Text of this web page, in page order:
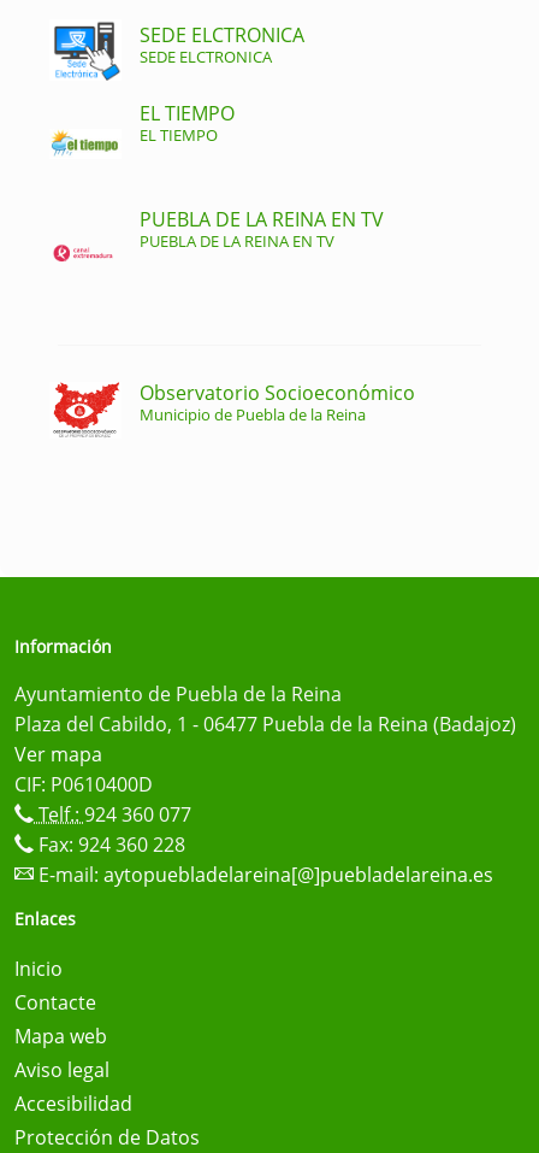
SEDE ELCTRONICA
SEDE ELCTRONICA
EL TIEMPO
EL TIEMPO
PUEBLA DE LA REINA EN TV
PUEBLA DE LA REINA EN TV
Observatorio Socioeconómico
Municipio de Puebla de la Reina
Información
Ayuntamiento de Puebla de la Reina
Plaza del Cabildo, 1 - 06477 Puebla de la Reina (Badajoz)
Ver mapa
CIF: P0610400D
Telf.: 924 360 077
Fax: 924 360 228
E-mail: aytopuebladelareina[@]puebladelareina.es
Enlaces
Inicio
Contacte
Mapa web
Aviso legal
Accesibilidad
Protección de Datos